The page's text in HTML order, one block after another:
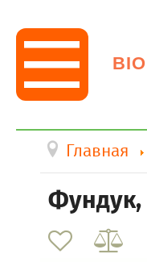
BIO
Главная
Фундук,